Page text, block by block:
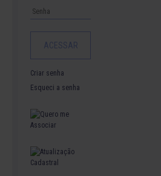
Criar senha
Esqueci a senha